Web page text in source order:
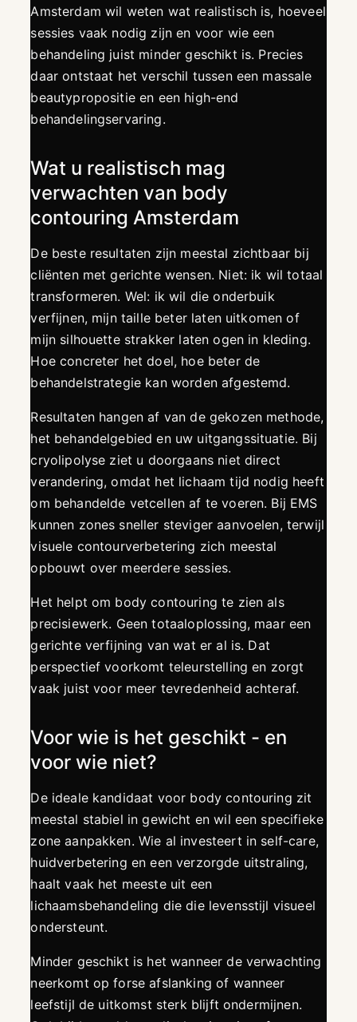
Amsterdam wil weten wat realistisch is, hoeveel
sessies vaak nodig zijn en voor wie een
behandeling juist minder geschikt is. Precies
daar ontstaat het verschil tussen een massale
beautypropositie en een high-end
behandelingservaring.
Wat u realistisch mag
verwachten van body
contouring Amsterdam
De beste resultaten zijn meestal zichtbaar bij
cliënten met gerichte wensen. Niet: ik wil totaal
transformeren. Wel: ik wil die onderbuik
verfijnen, mijn taille beter laten uitkomen of
mijn silhouette strakker laten ogen in kleding.
Hoe concreter het doel, hoe beter de
behandelstrategie kan worden afgestemd.
Resultaten hangen af van de gekozen methode,
het behandelgebied en uw uitgangssituatie. Bij
cryolipolyse ziet u doorgaans niet direct
verandering, omdat het lichaam tijd nodig heeft
om behandelde vetcellen af te voeren. Bij EMS
kunnen zones sneller steviger aanvoelen, terwijl
visuele contourverbetering zich meestal
opbouwt over meerdere sessies.
Het helpt om body contouring te zien als
precisiewerk. Geen totaaloplossing, maar een
gerichte verfijning van wat er al is. Dat
perspectief voorkomt teleurstelling en zorgt
vaak juist voor meer tevredenheid achteraf.
Voor wie is het geschikt - en
voor wie niet?
De ideale kandidaat voor body contouring zit
meestal stabiel in gewicht en wil een specifieke
zone aanpakken. Wie al investeert in self-care,
huidverbetering en een verzorgde uitstraling,
haalt vaak het meeste uit een
lichaamsbehandeling die die levensstijl visueel
ondersteunt.
Minder geschikt is het wanneer de verwachting
neerkomt op forse afslanking of wanneer
leefstijl de uitkomst sterk blijft ondermijnen.